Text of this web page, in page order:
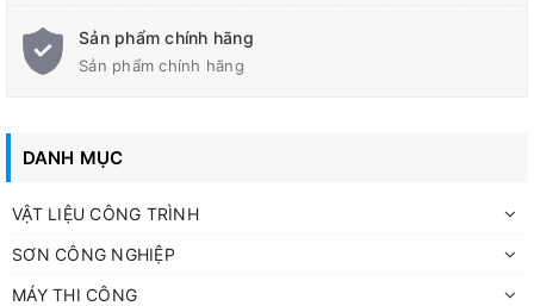
Sản phẩm chính hãng
Sản phẩm chính hãng
DANH MỤC
VẬT LIỆU CÔNG TRÌNH
SƠN CÔNG NGHIỆP
MÁY THI CÔNG